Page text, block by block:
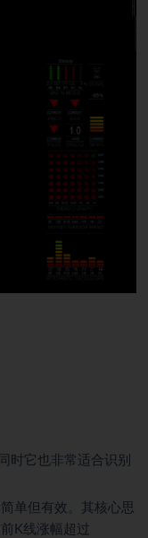
时它也非常适合识别
单但有效。其核心思
K线涨幅超过